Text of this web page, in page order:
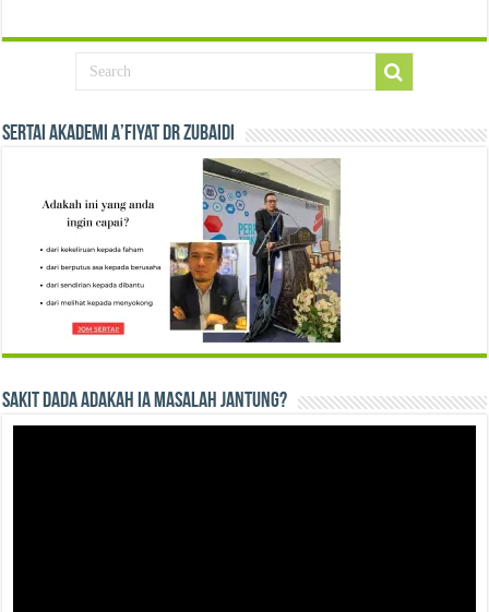
Sertai Akademi A’fiyat Dr Zubaidi
Sakit Dada Adakah Ia Masalah Jantung?